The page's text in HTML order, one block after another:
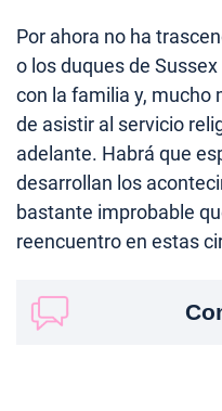
Por ahora no ha
o los duques de
con la familia y, mucho
de asistir al servicio
adelante. Habrá que
desarrollan los
bastante improbable
reencuentro en estas